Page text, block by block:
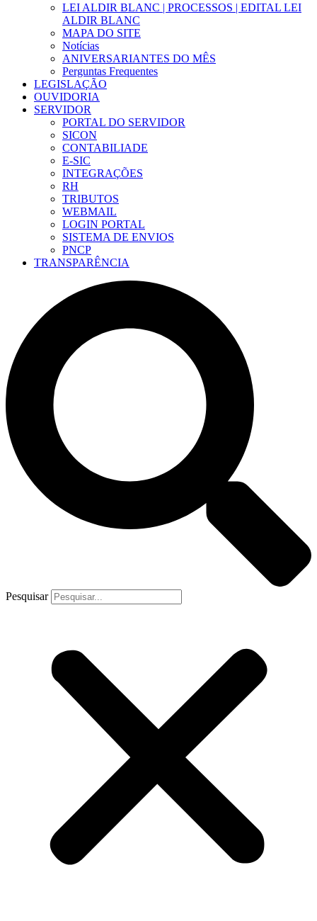
LEI ALDIR BLANC | PROCESSOS | EDITAL LEI
ALDIR BLANC
MAPA DO SITE
Notícias
ANIVERSARIANTES DO MÊS
Perguntas Frequentes
LEGISLAÇÃO
OUVIDORIA
SERVIDOR
PORTAL DO SERVIDOR
SICON
CONTABILIADE
E-SIC
INTEGRAÇÕES
RH
TRIBUTOS
WEBMAIL
LOGIN PORTAL
SISTEMA DE ENVIOS
PNCP
TRANSPARÊNCIA
Pesquisar